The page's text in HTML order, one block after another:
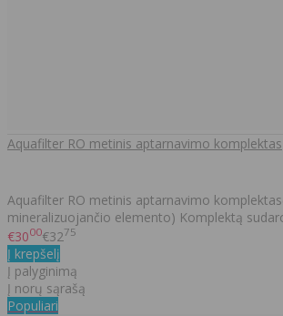
Aquafilter RO metinis aptarnavimo komplektas
Aquafilter RO metinis aptarnavimo
mineralizuojančio elemento) Komplektą
€3000€3275
Į krepšelį
Į palyginimą
Į norų sąrašą
Populiari